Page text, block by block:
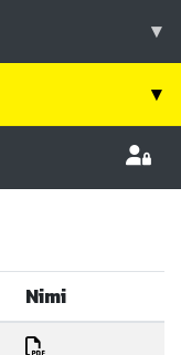
▾
▾
Nimi